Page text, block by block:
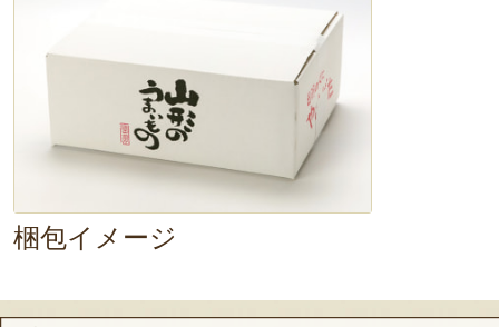
梱包イメージ